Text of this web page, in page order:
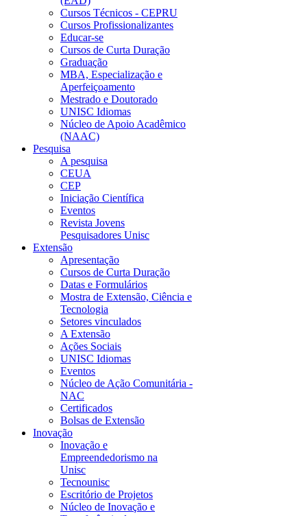
Cursos Técnicos - CEPRU
Cursos Profissionalizantes
Educar-se
Cursos de Curta Duração
Graduação
MBA, Especialização e
Aperfeiçoamento
Mestrado e Doutorado
UNISC Idiomas
Núcleo de Apoio Acadêmico
(NAAC)
Pesquisa
A pesquisa
CEUA
CEP
Iniciação Científica
Eventos
Revista Jovens
Pesquisadores Unisc
Extensão
Apresentação
Cursos de Curta Duração
Datas e Formulários
Mostra de Extensão, Ciência e
Tecnologia
Setores vinculados
A Extensão
Ações Sociais
UNISC Idiomas
Eventos
Núcleo de Ação Comunitária -
NAC
Certificados
Bolsas de Extensão
Inovação
Inovação e
Empreendedorismo na
Unisc
Tecnounisc
Escritório de Projetos
Núcleo de Inovação e